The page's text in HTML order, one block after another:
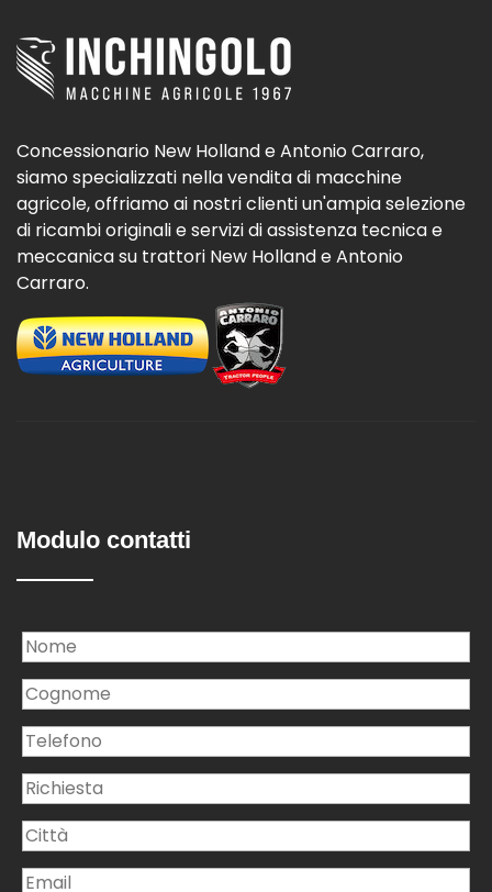
Concessionario New Holland e Antonio Carraro,
siamo specializzati nella vendita di macchine
agricole, offriamo ai nostri clienti un'ampia selezione
di ricambi originali e servizi di assistenza tecnica e
meccanica su trattori New Holland e Antonio
Carraro.
Modulo contatti